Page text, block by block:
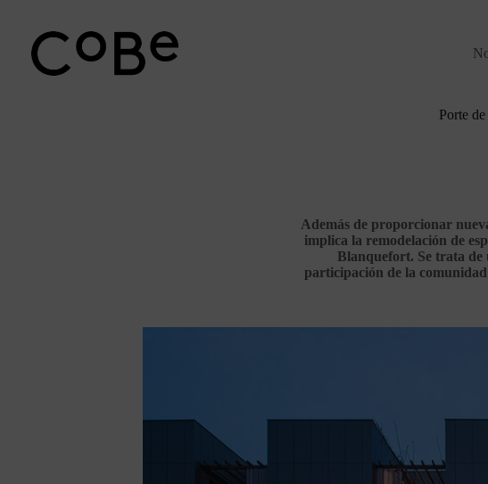
contenido
Porte
Además de proporcionar
implica la remodelación de
Blanquefort. Se trata de
participación de la